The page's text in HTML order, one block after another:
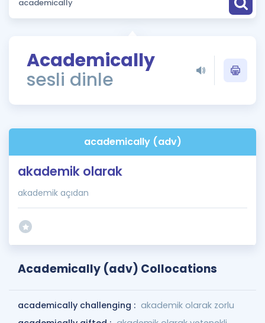
Puan Hesaplama
ÖSYM Sınav Takvimi
Kampanyalar
İngilizce Gramer
Academically
sesli dinle
academically (adv)
akademik olarak
akademik açıdan
Academically (adv) Collocations
academically challenging : akademik olarak zorlu